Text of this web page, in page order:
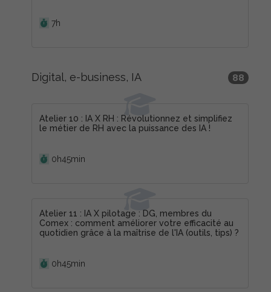
7h
Digital, e-business, IA 88
Atelier 10 : IA X RH : Révolutionnez et simplifiez
le métier de RH avec la puissance des IA !
0h45min
Atelier 11 : IA X pilotage : DG, membres du
Comex : comment améliorer votre efficacité au
quotidien grâce à la maîtrise de l'IA (outils, tips) ?
0h45min